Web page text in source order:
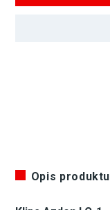
Opis produktu